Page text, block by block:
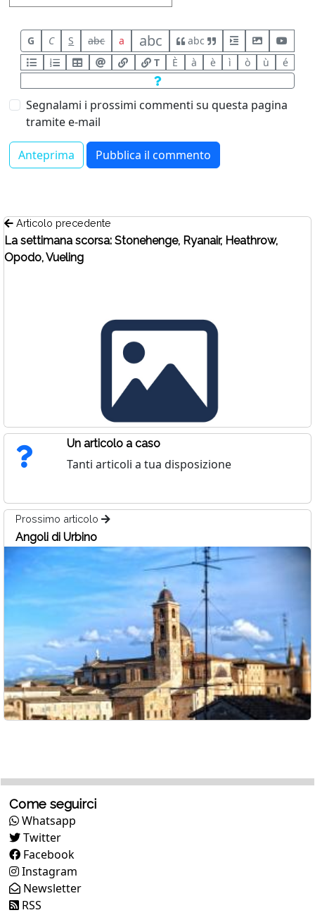
G C S abc a abc
abc
T
È à è ì ò ù é
Segnalami i prossimi commenti su questa pagina
tramite e-mail
Articolo precedente
La settimana scorsa: Stonehenge, Ryanair, Heathrow,
Opodo, Vueling
Un articolo a caso
Tanti articoli a tua disposizione
Prossimo articolo
Angoli di Urbino
Come seguirci
Whatsapp
Twitter
Facebook
Instagram
Newsletter
RSS